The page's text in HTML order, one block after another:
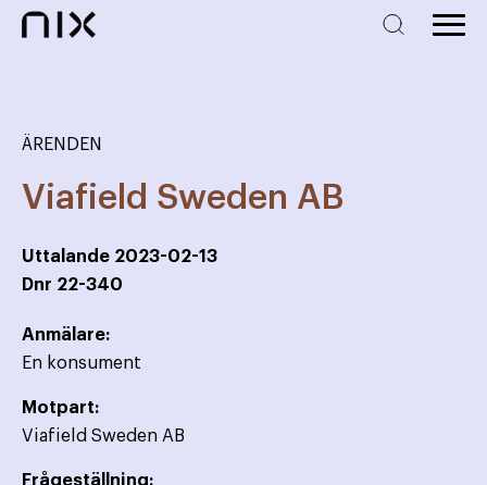
ÄRENDEN
Viafield Sweden AB
Uttalande 2023-02-13
Dnr 22-340
Anmälare:
En konsument
Motpart:
Viafield Sweden AB
Frågeställning: